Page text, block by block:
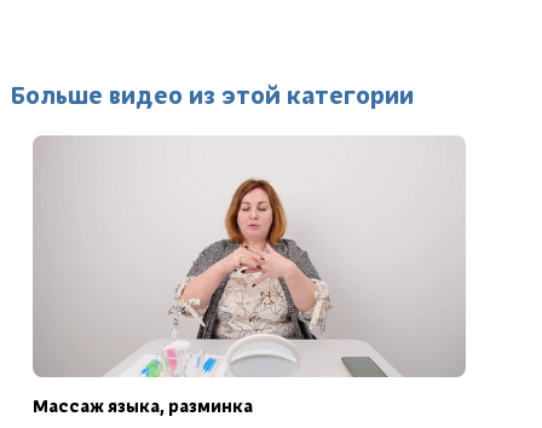
Больше видео из этой категории
Массаж языка, разминка